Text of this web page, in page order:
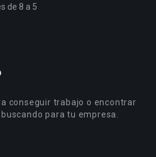
de 8 a 5
conseguir trabajo o encontrar
para tu empresa.